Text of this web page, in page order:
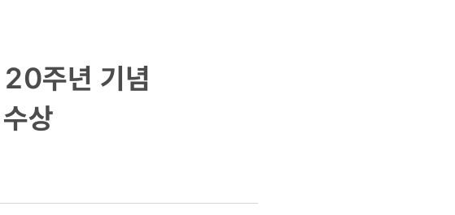
주년 기념
상